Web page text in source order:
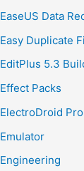
EaseUS Data
Easy Duplicate
EditPlus 5.3
Effect Packs
ElectroDroid Pro
Emulator
Engineering